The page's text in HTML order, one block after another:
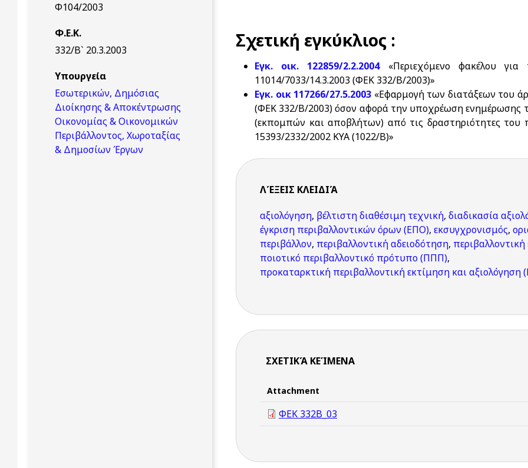
Φ104/2003
Φ.Ε.Κ.
332/Β` 20.3.2003
Υπουργεία
Εσωτερικών, Δημόσιας
Διοίκησης & Αποκέντρωσης
Οικονομίας & Οικονομικών
Περιβάλλοντος, Χωροταξίας
& Δημοσίων Έργων
Σχετική εγκύκλιος :
Εγκ. οικ. 122859/2.2.2004 «Περιεχόμενο φακέλου
11014/7033/14.3.2003 (ΦΕΚ 332/Β/2003)»
Εγκ. οικ 117266/27.5.2003 «Εφαρμογή των διατάξεων του
(ΦΕΚ 332/Β/2003) όσον αφορά την υποχρέωση ενημέρωσης
(εκπομπών και αποβλήτων) από τις δραστηριότητες
15393/2332/2002 ΚΥΑ (1022/Β)»
ΛΈΞΕΙΣ KΛΕΙΔΙΆ
αξιολόγηση, βέλτιστη διαθέσιμη τεχνική, διαδικασία
έγκριση περιβαλλοντικών όρων (ΕΠΟ), εκσυγχρονισμός,
περιβάλλον, περιβαλλοντική αδειοδότηση, περιβαλλοντική
ποιοτικό περιβαλλοντικό πρότυπο (ΠΠΠ),
προκαταρκτική περιβαλλοντική εκτίμηση και αξιολόγηση
ΣΧΕΤΙΚΆ ΚΕΊΜΕΝΑ
Attachment
ΦΕΚ 332Β_03